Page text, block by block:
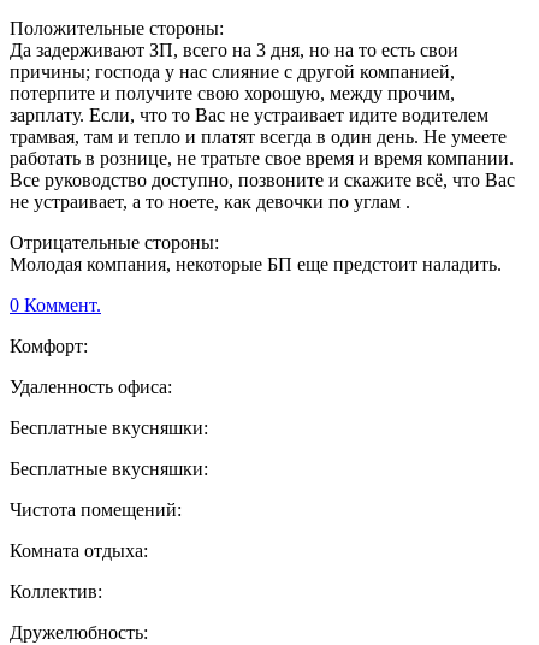
Положительные стороны:
Да задерживают ЗП, всего на 3 дня, но на то есть свои
причины; господа у нас слияние с другой компанией,
потерпите и получите свою хорошую, между прочим,
зарплату. Если, что то Вас не устраивает идите водителем
трамвая, там и тепло и платят всегда в один день. Не умеете
работать в рознице, не тратьте свое время и время компании.
Все руководство доступно, позвоните и скажите всё, что Вас
не устраивает, а то ноете, как девочки по углам .
Отрицательные стороны:
Молодая компания, некоторые БП еще предстоит наладить.
0 Коммент.
Комфорт:
Удаленность офиса:
Бесплатные вкусняшки:
Бесплатные вкусняшки:
Чистота помещений:
Комната отдыха:
Коллектив:
Дружелюбность: